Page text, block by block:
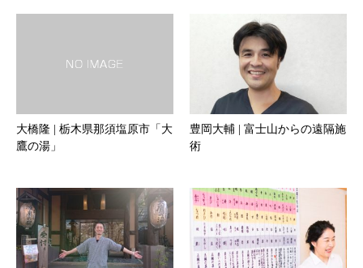
大橋隆 | 栃木県那須塩原市「大
鷹の湯」
豊岡大輔 | 富士山からの遠隔施
術